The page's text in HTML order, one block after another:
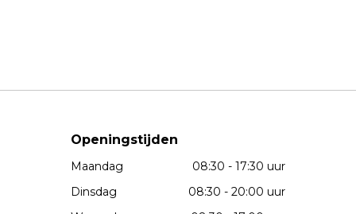
Openingstijden
Maandag
08:30 - 17:30 uur
Dinsdag
08:30 - 20:00 uur